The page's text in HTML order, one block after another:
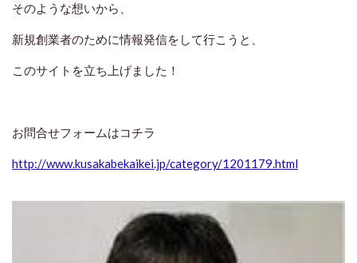
そのような想いから、
新規創業者のために情報発信をして行こうと、
このサイトを立ち上げました！
お問合せフォームはコチラ
http://www.kusakabekaikei.jp/category/1201179.html